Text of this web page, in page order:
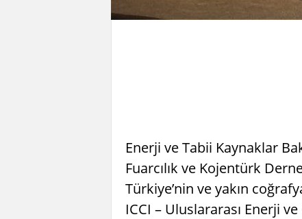
Enerji ve Tabii Kaynaklar
Fuarcılık ve Kojentürk
Türkiye’nin ve yakın
ICCI – Uluslararası Enerji